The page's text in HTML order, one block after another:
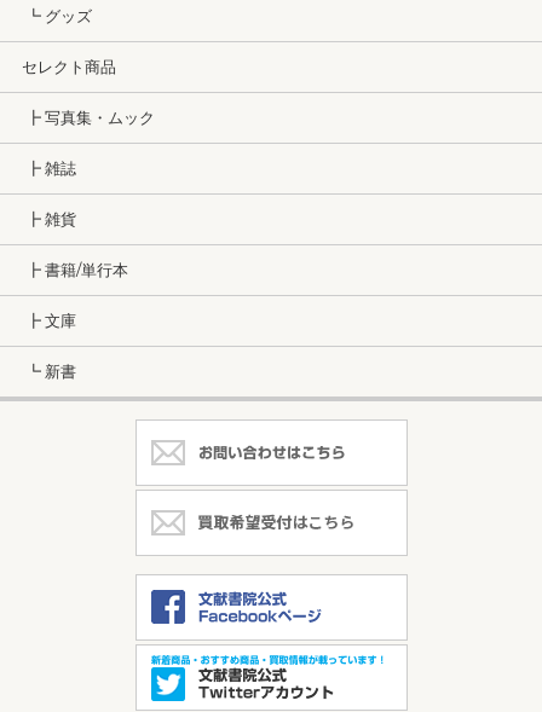
┗ グッズ
セレクト商品
┣ 写真集・ムック
┣ 雑誌
┣ 雑貨
┣ 書籍/単行本
┣ 文庫
┗ 新書